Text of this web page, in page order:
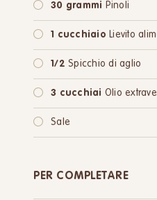
30 grammi Pinoli
1 cucchiaio Lievito
1/2 Spicchio di aglio
3 cucchiai Olio
Sale
PER COMPLETARE